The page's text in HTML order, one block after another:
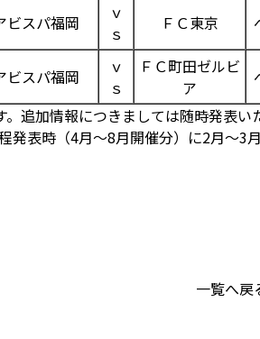
ビスパ福岡
ｖ
ｓ
ＦＣ東京
ビスパ福岡
ｖ
ｓ
ＦＣ町田ゼルビ
ア
追加情報につきましては随時発表い
表時（4月～8月開催分）に2月～3
一覧へ戻